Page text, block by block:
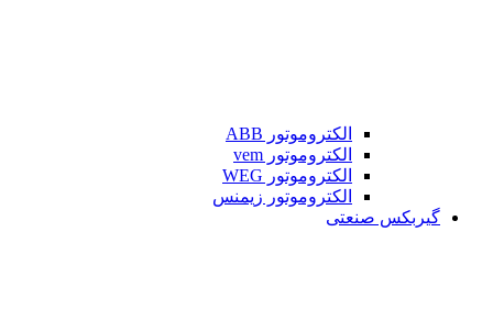
الکتروموتور ABB
الکتروموتور vem
الکتروموتور WEG
الکتروموتور زیمنس
گیربکس صنعتی